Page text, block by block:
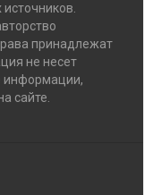
принадлежат
не несет
информации,
сайте.